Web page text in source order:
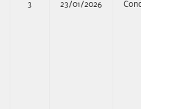
3 23/01/2026 Concurso